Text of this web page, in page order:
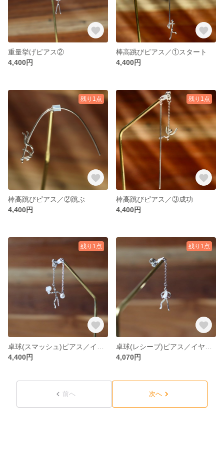
重量挙げピアス②
4,400円
棒高跳びピアス／①スタート
4,400円
残り1点
棒高跳びピアス／②跳ぶ
4,400円
残り1点
棒高跳びピアス／③成功
4,400円
残り1点
4,400円
残り1点
4,070円
前へ 次へ